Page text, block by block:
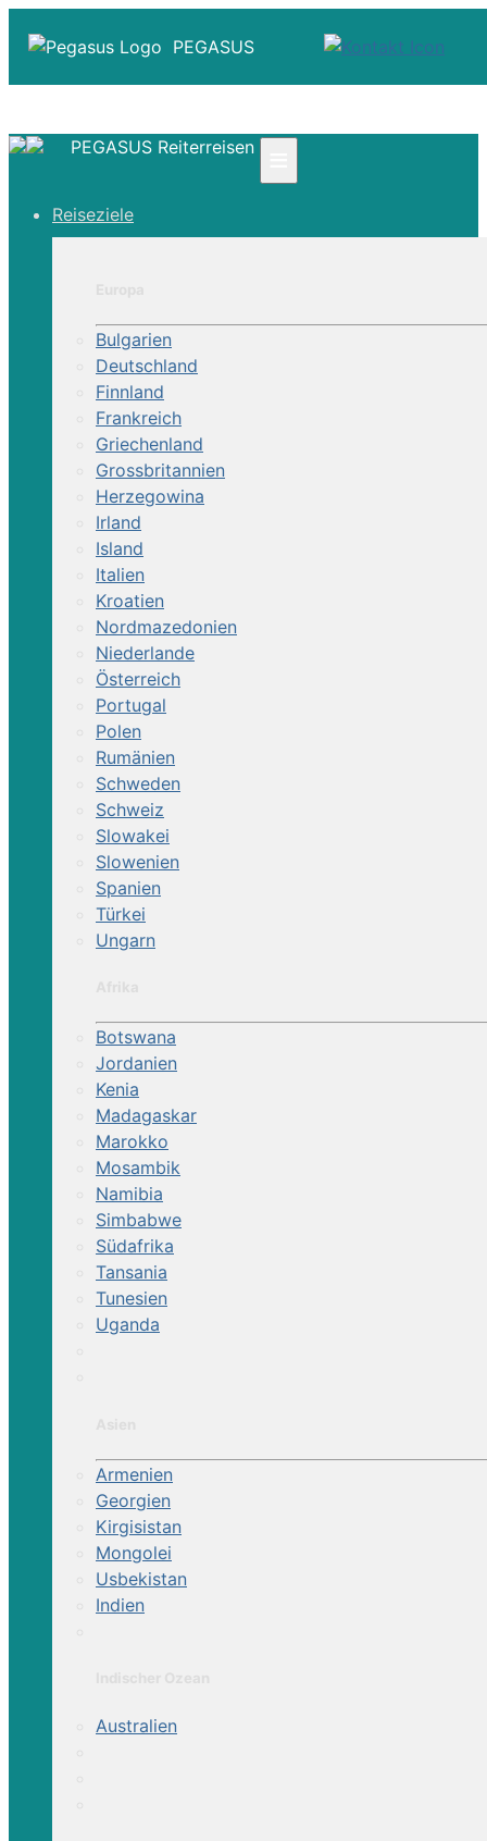
PEGASUS
☎ Deutschland 0800 - 505 18 01
Über Uns
PEGASUS Reiterreisen
Reiseziele
Bulgarien
Deutschland
Finnland
Frankreich
Griechenland
Grossbritannien
Herzegowina
Irland
Island
Italien
Kroatien
Nordmazedonien
Niederlande
Österreich
Portugal
Polen
Rumänien
Schweden
Schweiz
Slowakei
Slowenien
Spanien
Türkei
Ungarn
Botswana
Jordanien
Kenia
Madagaskar
Marokko
Mosambik
Namibia
Simbabwe
Südafrika
Tansania
Tunesien
Uganda
Armenien
Georgien
Kirgisistan
Mongolei
Usbekistan
Indien
Australien